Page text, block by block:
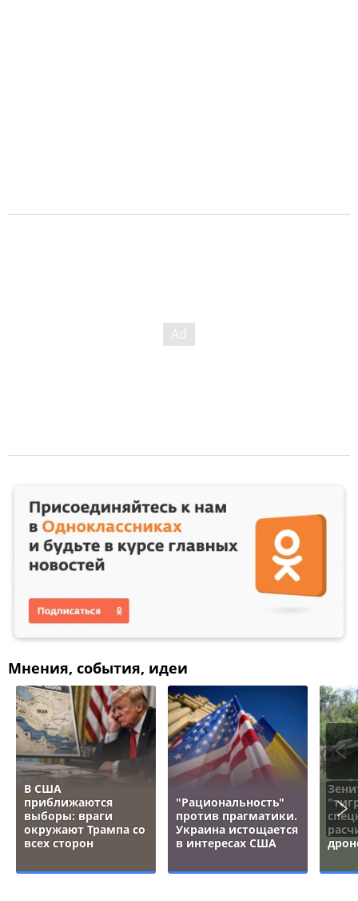
Мнения, события, идеи
В США
приближаются
выборы: враги
окружают Трампа со
всех сторон
"Рациональность"
против прагматики.
Украина истощается
в интересах США